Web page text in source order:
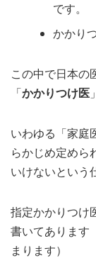
です。
かかり
この中で日本の
「かかりつけ医
いわゆる「家庭
らかじめ定めら
いけないという
指定かかりつけ
書いてあります
まります）